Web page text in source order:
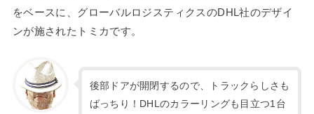
をベースに、グローバルロジスティクスのDHL社のデザイ
ンが施されたトミカです。
後部ドアが開閉するので、トラックらしさも
ばっちり！DHLのカラーリングも目立つ1台